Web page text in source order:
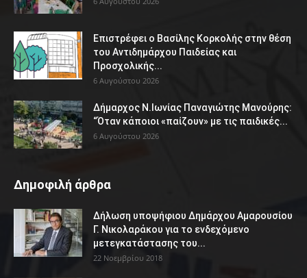
Επιστρέφει ο Βασίλης Κορκολής στην θέση
του Αντιδημάρχου Παιδείας και
Προσχολικής...
6 Αυγούστου 2026
Δήμαρχος Ν.Ιωνίας Παναγιώτης Μανούρης:
“Όταν κάποιοι «παίζουν» με τις παιδικές...
6 Αυγούστου 2026
Δημοφιλή άρθρα
Δήλωση υποψήφιου Δημάρχου Αμαρουσίου
Γ. Νικολαράκου για το ενδεχόμενο
μετεγκατάστασης του...
22 Νοεμβρίου 2018